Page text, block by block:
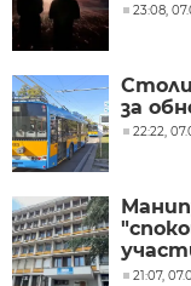
23:08,
за
22:22,
"ВиК -
21:07,